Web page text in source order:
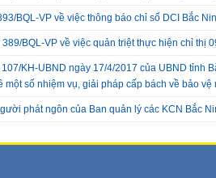
BQL-VP về việc thông báo chỉ số DCI Bắc
BQL-VP về việc quản triệt thực hiện chỉ thị
107/KH-UBND ngày 17/4/2017 của UBND tỉnh
một số nhiệm vụ, giải pháp cấp bách về bảo vệ
phát ngôn của Ban quản lý các KCN Bắc